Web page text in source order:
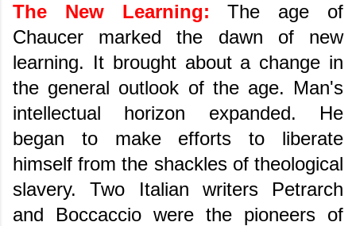
The New Learning: The age of
Chaucer marked the dawn of new
learning. It brought about a change in
the general outlook of the age. Man's
intellectual horizon expanded. He
began to make efforts to liberate
himself from the shackles of theological
slavery. Two Italian writers Petrarch
and Boccaccio were the pioneers of